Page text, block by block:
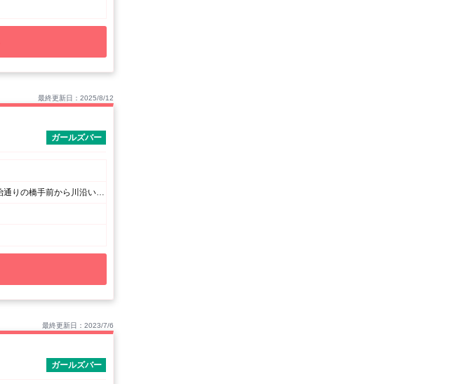
最終更新日：2025/8/12
ガールズバー
地下鉄中洲川端駅からも東中洲バス停からも徒歩5分 / 明治通りの橋手前から川沿いに歩くと解り易いです！
最終更新日：2023/7/6
ガールズバー